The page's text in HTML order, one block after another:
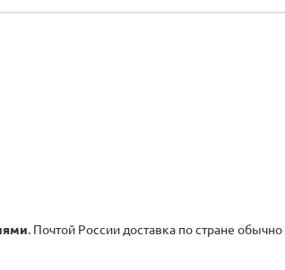
. Почтой России доставка по стране обычно